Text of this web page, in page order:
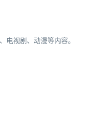
电视剧、动漫等内容。